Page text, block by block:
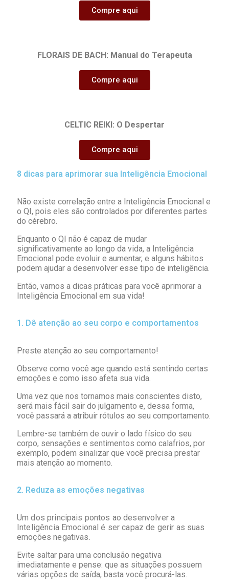
Compre aqui
FLORAIS DE BACH: Manual do Terapeuta
Compre aqui
CELTIC REIKI: O Despertar
Compre aqui
8 dicas para aprimorar sua Inteligência Emocional
Não existe correlação entre a Inteligência Emocional e
o QI, pois eles são controlados por diferentes partes
do cérebro.
Enquanto o QI não é capaz de mudar
significativamente ao longo da vida, a Inteligência
Emocional pode evoluir e aumentar, e alguns hábitos
podem ajudar a desenvolver esse tipo de inteligência.
Então, vamos a dicas práticas para você aprimorar a
Inteligência Emocional em sua vida!
1. Dê atenção ao seu corpo e comportamentos
Preste atenção ao seu comportamento!
Observe como você age quando está sentindo certas
emoções e como isso afeta sua vida.
Uma vez que nos tornamos mais conscientes disto,
será mais fácil sair do julgamento e, dessa forma,
você passará a atribuir rótulos ao seu comportamento.
Lembre-se também de ouvir o lado físico do seu
corpo, sensações e sentimentos como calafrios, por
exemplo, podem sinalizar que você precisa prestar
mais atenção ao momento.
2. Reduza as emoções negativas
Um dos principais pontos ao desenvolver a
Inteligência Emocional é ser capaz de gerir as suas
emoções negativas.
Evite saltar para uma conclusão negativa
imediatamente e pense: que as situações possuem
várias opções de saída, basta você procurá-las.